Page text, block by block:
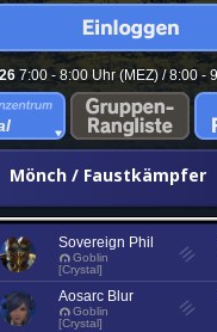
7:00 - 8:00 Uhr (MEZ) / 8:00 -
Mönch / Faustkämpfer
Sovereign Phil
Goblin
[Crystal]
Aosarc Blur
Goblin
[Crystal]